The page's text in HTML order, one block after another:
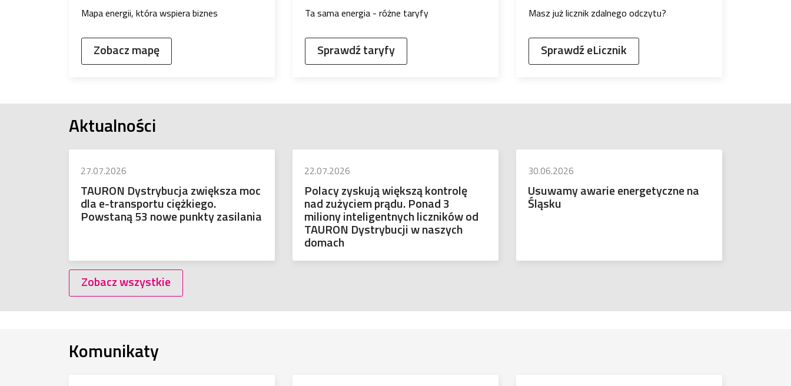
Mapa energii, która wspiera biznes
Zobacz mapę
Ta sama energia - różne taryfy
Sprawdź taryfy
Masz już licznik zdalnego odczytu?
Sprawdź eLicznik
Aktualności
27.07.2026
TAURON Dystrybucja zwiększa moc
dla e-transportu ciężkiego.
Powstaną 53 nowe punkty zasilania
22.07.2026
Polacy zyskują większą kontrolę
nad zużyciem prądu. Ponad 3
miliony inteligentnych liczników od
TAURON Dystrybucji w naszych
domach
30.06.2026
Usuwamy awarie energetyczne na
Śląsku
Zobacz wszystkie
Komunikaty